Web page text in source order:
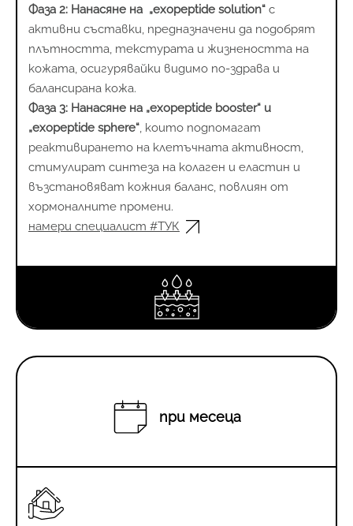
Фаза 2: Нанасяне на „exopeptide solution“ с
активни съставки, предназначени да подобрят
плътността, текстурата и жизнеността на
кожата, осигурявайки видимо по-здрава и
балансирана кожа.
Фаза 3: Нанасяне на „exopeptide booster“ и
„exopeptide sphere“, които подпомагат
реактивирането на клетъчната активност,
стимулират синтеза на колаген и еластин и
възстановяват кожния баланс, повлиян от
хормоналните промени.
намери специалист #ТУК
при месеца